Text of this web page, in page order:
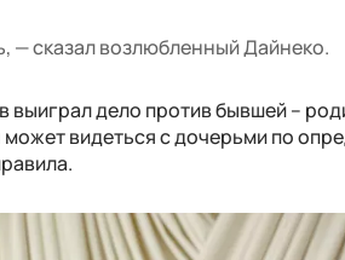
— сказал возлюбленный Дайнеко.
дело против бывшей –
видеться с дочерьми по